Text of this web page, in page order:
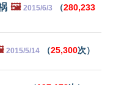
🖼️ 2015/6/3 （280,233
2015/5/14 （25,300次）